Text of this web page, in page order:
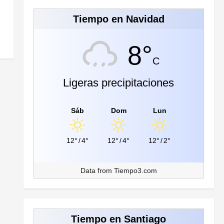
Tiempo en Navidad
8°C
Ligeras precipitaciones
Sáb
12° /4°
Dom
12° /4°
Lun
12° /2°
Data from Tiempo3.com
Tiempo en Santiago